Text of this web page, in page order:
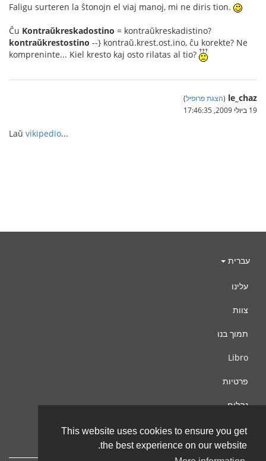
This website uses cookies to ensure you get
the best experience on our website.
Faligu surteren la ŝtonojn el viaj manoj, mi ne diris tion.
Ĉu Kontraŭkreskadostino = kontraŭkreskadistino?
kontraŭkrestostino --} kontraŭ.krest.ost.ino, ĉu korekte? Ne
kompreninte... Kiel kresto kaj osto rilatas al tio?
le_chaz
(הצגת פרופיל)
19 ביולי 2009, 17:46:35
Laŭ vikipedio...
עברית
עלינו
צוות
תמוך בנו
Libro
פרטיות
נהלים
צור קשר